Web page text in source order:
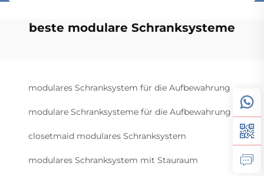
beste modulare Schranksysteme
modulares Schranksystem für die Aufbewahrung
modulare Schranksysteme für die Aufbewahrung
closetmaid modulares Schranksystem
modulares Schranksystem mit Stauraum